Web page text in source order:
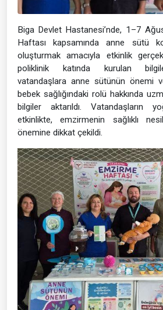
Biga Devlet Hastanesi’nde, 1–7
Haftası kapsamında anne sütü
oluşturmak amacıyla etkinlik
poliklinik katında kurulan
vatandaşlara anne sütünün önemi
bebek sağlığındaki rolü hakkında
bilgiler aktarıldı. Vatandaşların
etkinlikte, emzirmenin sağlıklı
önemine dikkat çekildi.